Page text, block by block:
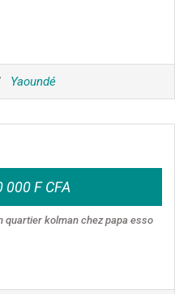
Yaoundé
000 F CFA
quartier kolman chez papa esso